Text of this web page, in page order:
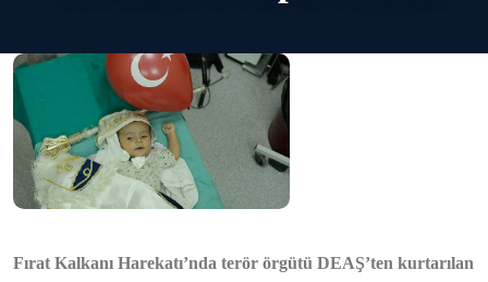
Fırat Kalkanı Harekatı’nda terör örgütü DEAŞ’ten kurtarılan